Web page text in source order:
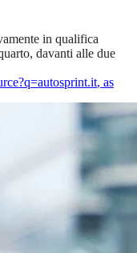
in qualifica
davanti alle due
, as